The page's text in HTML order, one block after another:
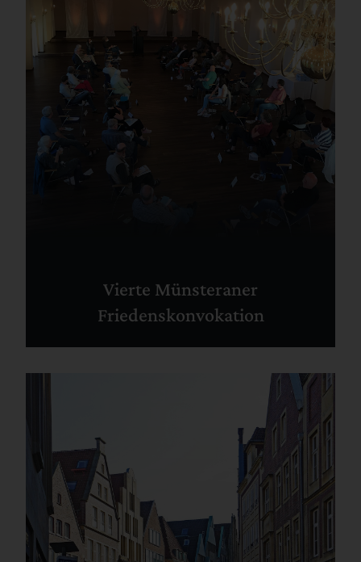
Vierte Münsteraner
Friedenskonvokation